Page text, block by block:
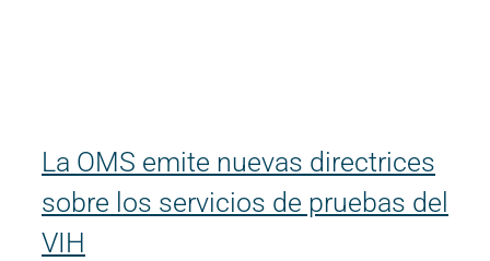
La OMS emite nuevas directrices
sobre los servicios de pruebas del
VIH